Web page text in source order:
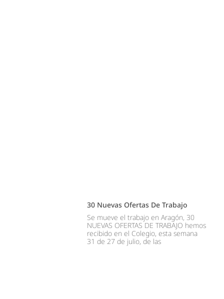
30 Nuevas Ofertas De Trabajo
Se mueve el trabajo en Aragón, 30
NUEVAS OFERTAS DE TRABAJO hemos
recibido en el Colegio, esta semana
31 de 27 de julio, de las